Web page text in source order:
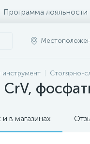
Программа лояльности
инструмент Столярно-
в магазинах